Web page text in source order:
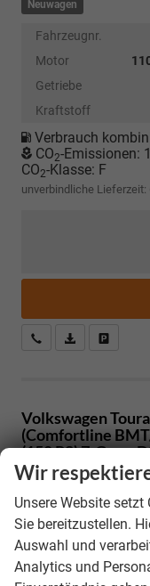
Neuwagen
Fahrzeugnr.
Motor
Getriebe
Kraftstoff
Verbrauch
CO2-Emissionen:
CO2-Klasse: F
unverbindliche Lieferzeit:
Kostenloser Rückruf-
PDF-Datei,
Volkswagen
(Comfortline
(150 PS) 7-Gang-
110 kW (150 PS),
Wir
Unsere Website
Sie bereitzustellen.
Auswahl und
Analytics und